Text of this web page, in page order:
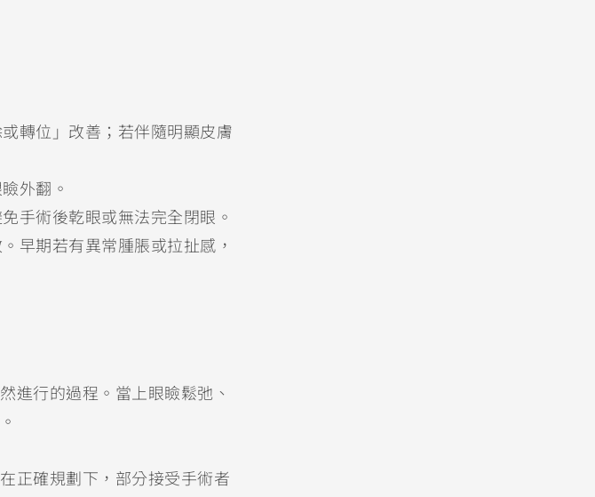
轉位」改善；若伴隨明顯皮膚
外翻。
手術後乾眼或無法完全閉眼。
早期若有異常腫脹或拉扯感，
進行的過程。當上眼瞼鬆弛、
正確規劃下，部分接受手術者